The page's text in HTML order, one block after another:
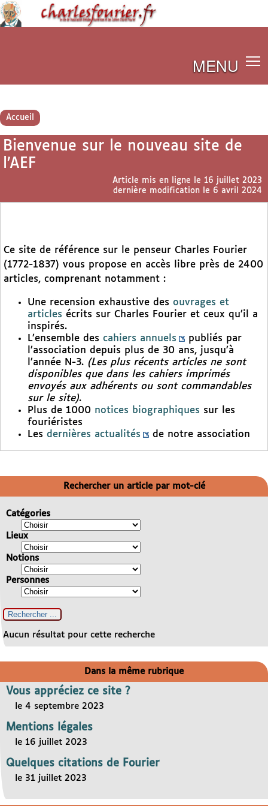
MENU
Accueil
Bienvenue sur le nouveau site de
l’AEF
Article mis en ligne le 16 juillet 2023
dernière modification le 6 avril 2024
Ce site de référence sur le penseur Charles Fourier
(1772-1837) vous propose en accès libre près de 2400
articles, comprenant notamment :
Une recension exhaustive des ouvrages et
articles écrits sur Charles Fourier et ceux qu’il a
inspirés.
L’ensemble des cahiers annuels
publiés par
l’association depuis plus de 30 ans, jusqu’à
l’année N-3. (Les plus récents articles ne sont
disponibles que dans les cahiers imprimés
envoyés aux adhérents ou sont commandables
sur le site).
Plus de 1000 notices biographiques sur les
fouriéristes
Les dernières actualités de notre association
Rechercher un article par mot-clé
Catégories
Lieux
Notions
Personnes
Aucun résultat pour cette recherche
Dans la même rubrique
Vous appréciez ce site ?
le 4 septembre 2023
Mentions légales
le 16 juillet 2023
Quelques citations de Fourier
le 31 juillet 2023